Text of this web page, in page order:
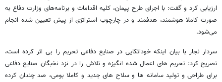
ارزیابی کرد و گفت: با اجرای طرح پیمان، کلیه اقدامات و برنامه‌های وزارت دفاع به
صورت کاملا هوشمند، هدفمند و در چارچوب استراتژی از پیش تعیین شده انجام
می‌شود.
سردار نجار با بیان اینکه خوداتکایی در صنایع دفاعی تحریم را بی اثر کرده است،
تصریح کرد: تحریم های اعمال شده انگیزه و تلاش را در نزد نخبگان صنایع دفاعی
برای طراحی و تولید سامانه ها و سلاح های جدید و کاملا بومی، صد چندان کرده